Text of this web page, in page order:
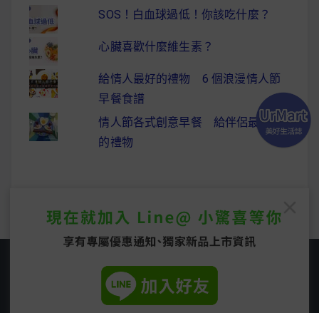
SOS！白血球過低！你該吃什麼？
心臟喜歡什麼維生素？
給情人最好的禮物 6 個浪漫情人節
早餐食譜
情人節各式創意早餐 給伴侶最驚喜
的禮物
UrMart 美好生活誌. All rights
Easyblog Theme by